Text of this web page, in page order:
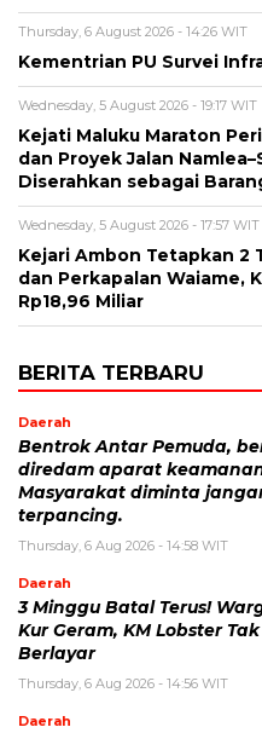
Thursday, 6 August 2026 - 14:26 WIT
Kementrian PU Survei
Wednesday, 5 August 2026 - 19:17 WIT
Kejati Maluku Maraton
dan Proyek Jalan
Diserahkan sebagai
Wednesday, 5 August 2026 - 17:57 WIT
Kejari Ambon Tetapkan 2
dan Perkapalan Waiame,
Rp18,96 Miliar
BERITA TERBARU
Daerah
Bentrok Antar Pemuda,
diredam aparat
Masyarakat diminta
terpancing.
Thursday, 6 Aug 2026 - 14:58 WIT
Daerah
3 Minggu Batal Terus!
Kur Geram, KM Lobster
Berlayar
Thursday, 6 Aug 2026 - 14:56 WIT
Daerah